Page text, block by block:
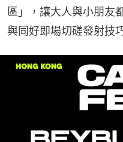
區」，讓大人與小朋友
與同好即場切磋發射技